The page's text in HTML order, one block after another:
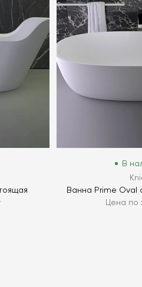
В
Ванна Prime Oval
Цена по